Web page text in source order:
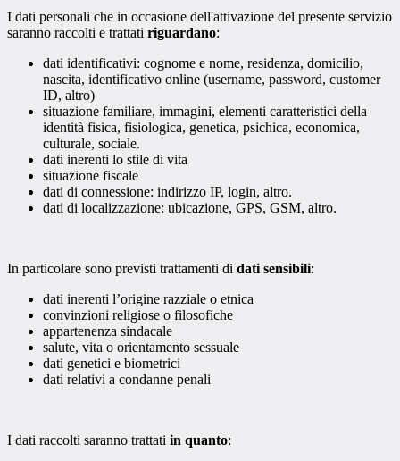
I dati personali che in occasione dell'attivazione del presente servizio
saranno raccolti e trattati riguardano:
dati identificativi: cognome e nome, residenza, domicilio,
nascita, identificativo online (username, password, customer
ID, altro)
situazione familiare, immagini, elementi caratteristici della
identità fisica, fisiologica, genetica, psichica, economica,
culturale, sociale.
dati inerenti lo stile di vita
situazione fiscale
dati di connessione: indirizzo IP, login, altro.
dati di localizzazione: ubicazione, GPS, GSM, altro.
In particolare sono previsti trattamenti di dati sensibili:
dati inerenti l’origine razziale o etnica
convinzioni religiose o filosofiche
appartenenza sindacale
salute, vita o orientamento sessuale
dati genetici e biometrici
dati relativi a condanne penali
I dati raccolti saranno trattati in quanto: